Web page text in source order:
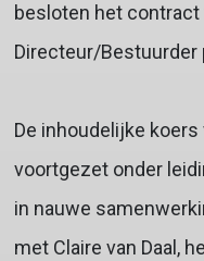
besloten het contract
Directeur/Bestuurder
De inhoudelijke
voortgezet onder
in nauwe
met Claire van Daal,